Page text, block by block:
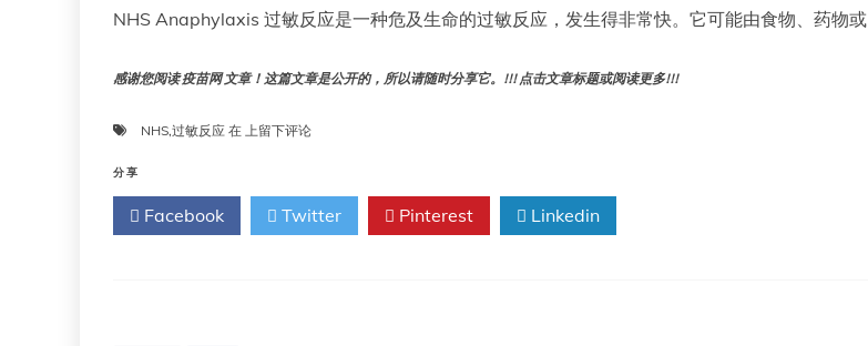
NHS Anaphylaxis 过敏反应是一种危及生命的过敏反应，发生得非常快。它可能由食物、药物或
感谢您阅读 疫苗网 文章！这篇文章是公开的，所以请随时分享它。!!! 点击文章标题或阅读更多!!!
NHS,过敏反应 在 过
应-
NHS
上留下评论
分享
Facebook Twitter Pinterest Linkedin